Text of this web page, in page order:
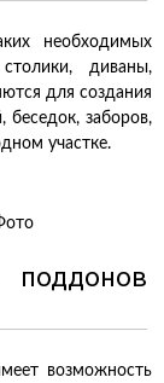
необходимых
диваны,
для создания
беседок, заборов,
участке.
возможность